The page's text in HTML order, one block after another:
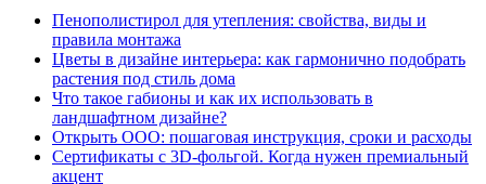
Пенополистирол для утепления: свойства, виды и
правила монтажа
Цветы в дизайне интерьера: как гармонично подобрать
растения под стиль дома
Что такое габионы и как их использовать в
ландшафтном дизайне?
Открыть ООО: пошаговая инструкция, сроки и расходы
Сертификаты с 3D-фольгой. Когда нужен премиальный
акцент